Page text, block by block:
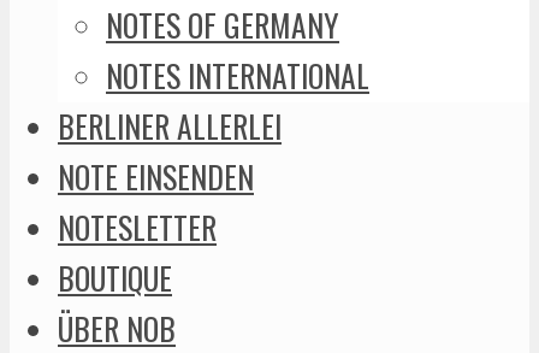
NOTES OF GERMANY
NOTES INTERNATIONAL
BERLINER ALLERLEI
NOTE EINSENDEN
NOTESLETTER
BOUTIQUE
ÜBER NOB